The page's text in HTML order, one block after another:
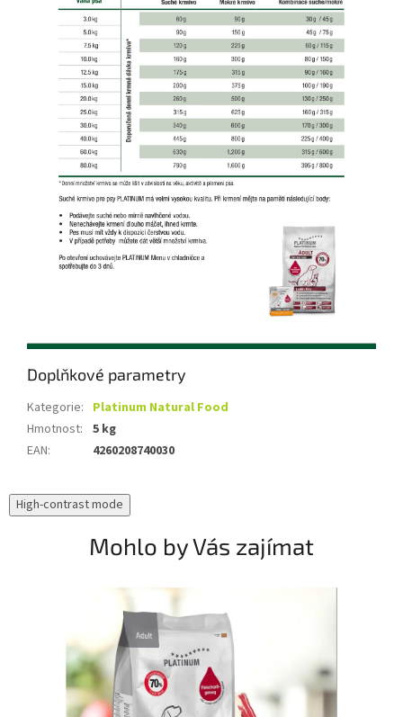
Doplňkové parametry
Kategorie: Platinum Natural Food
Hmotnost: 5 kg
EAN: 4260208740030
High-contrast mode
Mohlo by Vás zajímat